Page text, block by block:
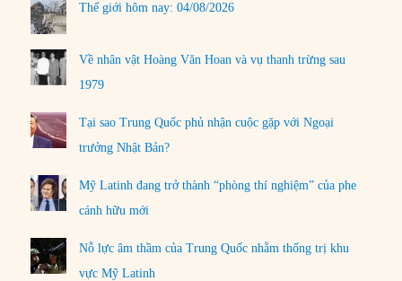
Thế giới hôm nay: 04/08/2026
Về nhân vật Hoàng Văn Hoan và vụ thanh trừng sau
1979
Tại sao Trung Quốc phủ nhận cuộc gặp với Ngoại
trưởng Nhật Bản?
Mỹ Latinh đang trở thành “phòng thí nghiệm” của phe
cánh hữu mới
Nỗ lực âm thầm của Trung Quốc nhằm thống trị khu
vực Mỹ Latinh